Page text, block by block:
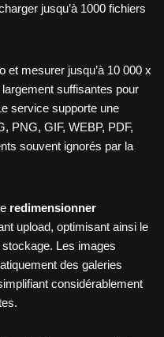
jusqu’à 1000 fichiers
et mesurer jusqu’à 10 000 x
suffisantes pour
service supporte une
PNG, GIF, WEBP, PDF,
souvent ignorés par la
redimensionner
upload, optimisant ainsi le
Les images
des galeries
considérablement